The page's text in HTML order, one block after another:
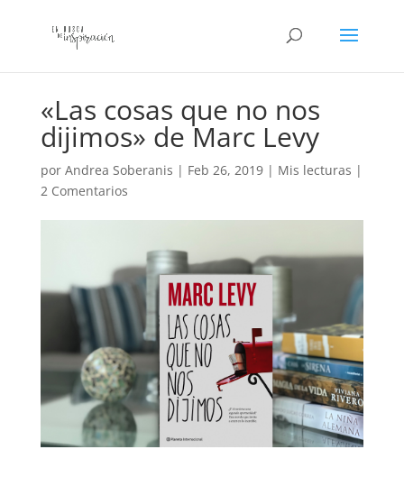
«Las cosas que no nos
dijimos» de Marc Levy
por Andrea Soberanis | Feb 26, 2019| Mis lecturas |
2 Comentarios